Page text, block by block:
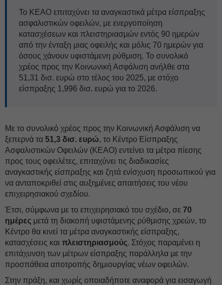
Το ΚΕΑΟ επιταχύνει τα αναγκαστικά μέτρα είσπραξης
ασφαλιστικών οφειλών, με ενεργοποίηση
κατασχέσεων και πλειστηριασμών εντός 90 ημερών
από την ένταξη μιας οφειλής και μόλις 70 ημερών για
όσους χάνουν υφιστάμενη ρύθμιση. Το συνολικό
χρέος προς την Κοινωνική Ασφάλιση ανήλθε στα
51,31 δισ. ευρώ στο τέλος του 2025, με στόχο
είσπραξης 1,996 δισ. ευρώ για το 2026.
Με το συνολικό χρέος προς την Κοινωνική Ασφάλιση να
ξεπερνά τα 51,3 δισ. ευρώ, το Κέντρο Είσπραξης
Ασφαλιστικών Οφειλών (ΚΕΑΟ) εντείνει τα μέτρα πίεσης
προς τους οφειλέτες, επιταχύνει τις διαδικασίες
αναγκαστικής είσπραξης και ζητά ενίσχυση προσωπικού για
να ανταποκριθεί στις αυξημένες απαιτήσεις του νέου
επιχειρησιακού σχεδίου.
Έτσι, σύμφωνα με το επιχειρησιακό του σχέδιο, σε 70
ημέρες μετά τη διακοπή υφιστάμενης ρύθμισης χρεών, το
Κέντρο θα κινεί τα μέτρα αναγκαστικής είσπραξης,
κατασχέσεις και πλειστηριασμούς. Στόχος παραμένει η
επιτάχυνση των μέτρων είσπραξης παράλληλα με την
προσπάθεια αποτροπής δημιουργίας νέων οφειλών.
Στην πράξη, και χωρίς οποιαδήποτε αναφορά για εισαγωγή